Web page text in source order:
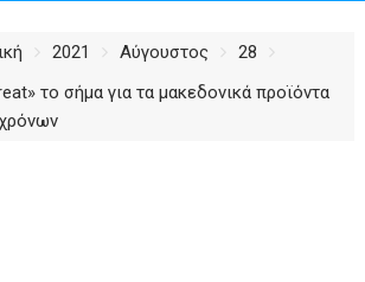
2021 Αύγουστος
28
το σήμα για τα μακεδονικά προϊόντα